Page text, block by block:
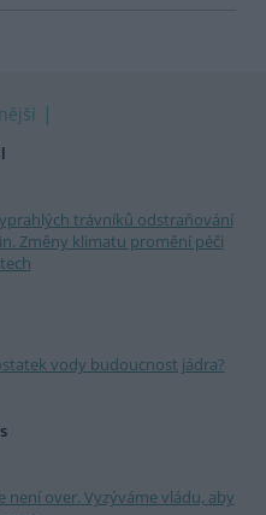
trávníků odstraňování
Změny klimatu promění péči
vody budoucnost jádra?
není over. Vyzýváme vládu, aby